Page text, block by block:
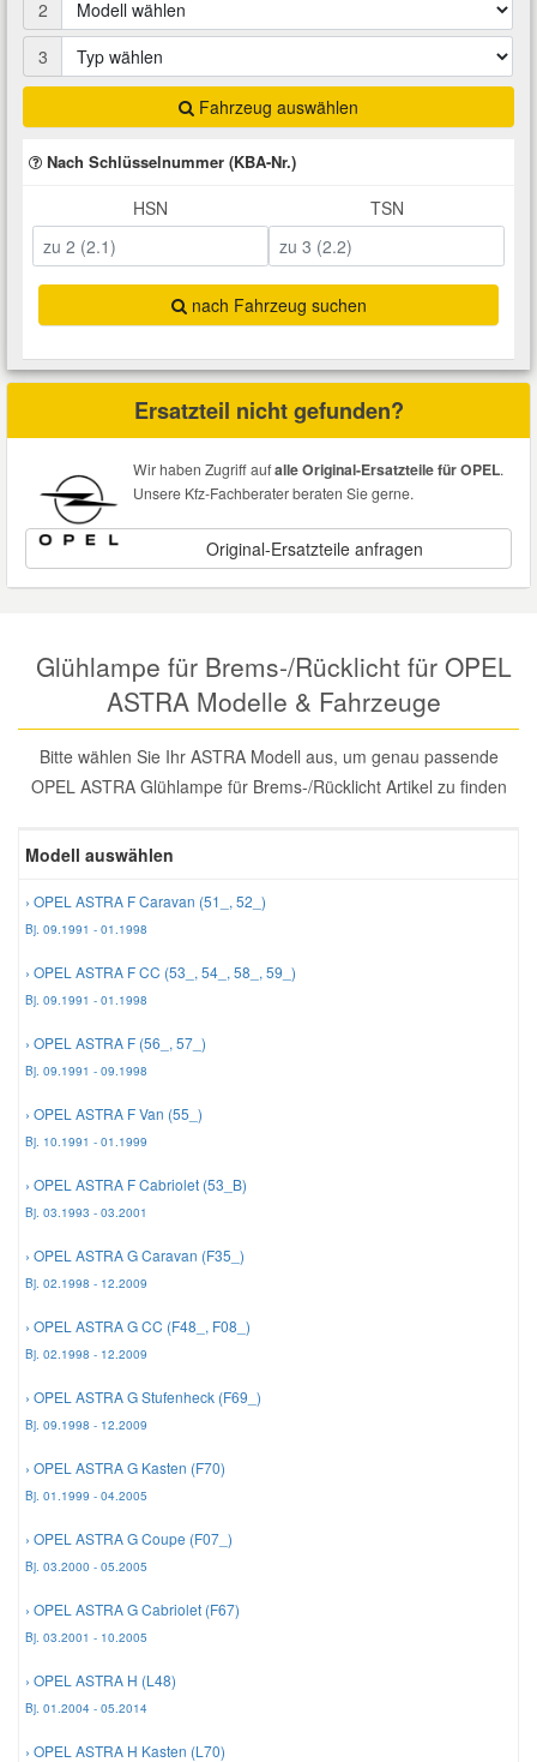
2
3
Fahrzeug auswählen
Nach Schlüsselnummer (KBA-Nr.)
HSN TSN
nach Fahrzeug suchen
Ersatzteil nicht gefunden?
Wir haben Zugriff aufalle Original-Ersatzteile für OPEL.
Unsere Kfz-Fachberater beraten Sie gerne.
Original-Ersatzteile anfragen
Glühlampe für Brems-/Rücklicht für OPEL
ASTRA Modelle & Fahrzeuge
Bitte wählen Sie Ihr ASTRA Modell aus, um genau passende
OPEL ASTRA Glühlampe für Brems-/Rücklicht Artikel zu finden
Modell auswählen
› OPEL ASTRA F Caravan (51_, 52_)
Bj. 09.1991 - 01.1998
› OPEL ASTRA F CC (53_, 54_, 58_, 59_)
Bj. 09.1991 - 01.1998
› OPEL ASTRA F (56_, 57_)
Bj. 09.1991 - 09.1998
› OPEL ASTRA F Van (55_)
Bj. 10.1991 - 01.1999
› OPEL ASTRA F Cabriolet (53_B)
Bj. 03.1993 - 03.2001
› OPEL ASTRA G Caravan (F35_)
Bj. 02.1998 - 12.2009
› OPEL ASTRA G CC (F48_, F08_)
Bj. 02.1998 - 12.2009
› OPEL ASTRA G Stufenheck (F69_)
Bj. 09.1998 - 12.2009
› OPEL ASTRA G Kasten (F70)
Bj. 01.1999 - 04.2005
› OPEL ASTRA G Coupe (F07_)
Bj. 03.2000 - 05.2005
› OPEL ASTRA G Cabriolet (F67)
Bj. 03.2001 - 10.2005
› OPEL ASTRA H (L48)
Bj. 01.2004 - 05.2014
› OPEL ASTRA H Kasten (L70)
Heizung und Klimaanlage
Kraftstoffsystem
Kühlung
Lenkung
Motor
Karosserieteile
Räder und Reifen
Riementrieb
Scheibenreinigung
Zündanlage und Glühanlage
Montage
Reiniger
Rostlöser
Scheibenkleber
Schmiermittel
Total Motoröle
Druckluft Werkzeuge
Fahrwerk Werkzeuge
Halterung Abgasstrang
Handwerkzeuge
Kfz Spezialwerkzeuge
Leitungsverbinder
Motortechnik Werkzeuge
Prüf- und Messwerkzeuge
Reparatur-Zubehör
Glühlampen
Kfz-Pflege
Kofferraumwanne
Ladetechnik für Elektroautos
Marderschutz
Nachrüstwischer
Pannenhilfe
Reifen Zubehör
Schlüsselgehäuse
Winter-Autozubehör
VW Ersatzteile
Abarth Ersatzteile
Alfa Romeo Ersatzteile
Audi Ersatzteile
BMW Ersatzteile
Chevrolet Ersatzteile
Chrysler Ersatzteile
Cupra Ersatzteile
Dodge Ersatzteile
Honda Ersatzteile
Hyundai Ersatzteile
Jeep Ersatzteile
Kia Ersatzteile
Lancia Ersatzteile
Mazda Ersatzteile
Mercedes Ersatzteile
Mini Ersatzteile
Mitsubishi Ersatzteile
Nissan Ersatzteile
Porsche Ersatzteile
Seat Ersatzteile
Skoda Ersatzteile
Smart Ersatzteile
Suzuki Ersatzteile